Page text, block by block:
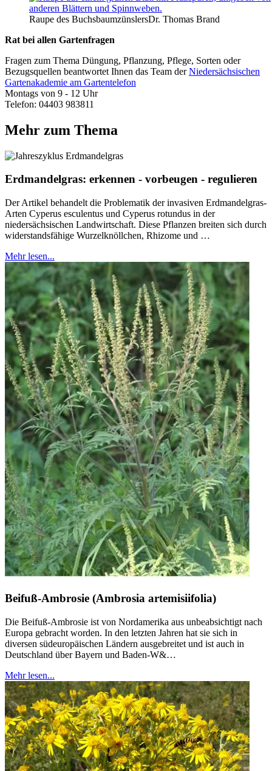
Raupe des BuchsbaumzünslersDr. Thomas Brand
Rat bei allen Gartenfragen
Fragen zum Thema Düngung, Pflanzung, Pflege, Sorten oder
Bezugsquellen beantwortet Ihnen das Team derNiedersächsischen
Gartenakademie am Gartentelefon
Montags von 9 - 12 Uhr
Telefon: 04403 983811
Mehr zum Thema
Erdmandelgras: erkennen - vorbeugen - regulieren
Der Artikel behandelt die Problematik der invasiven Erdmandelgras-
Arten Cyperus esculentus und Cyperus rotundus in der
niedersächsischen Landwirtschaft. Diese Pflanzen breiten sich durch
widerstandsfähige Wurzelknöllchen, Rhizome und …
Mehr lesen...
Beifuß-Ambrosie (Ambrosia artemisiifolia)
Die Beifuß-Ambrosie ist von Nordamerika aus unbeabsichtigt nach
Europa gebracht worden. In den letzten Jahren hat sie sich in
diversen südeuropäischen Ländern ausgebreitet und ist auch in
Deutschland über Bayern und Baden-W&…
Mehr lesen...